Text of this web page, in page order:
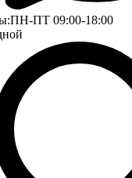
ПН-ПТ 09:00-18:00